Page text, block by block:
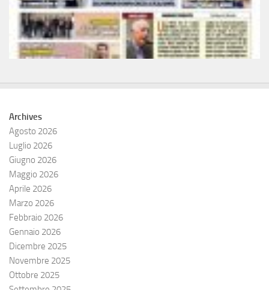
Archives
Agosto 2026
Luglio 2026
Giugno 2026
Maggio 2026
Aprile 2026
Marzo 2026
Febbraio 2026
Gennaio 2026
Dicembre 2025
Novembre 2025
Ottobre 2025